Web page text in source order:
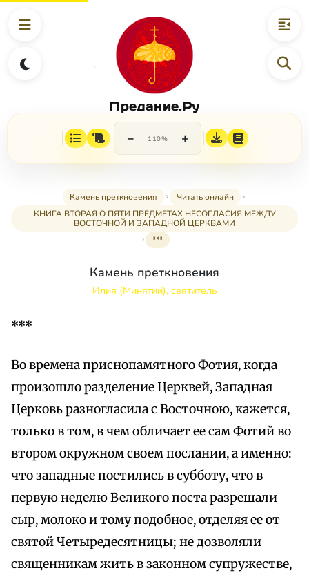
Предание.Ру
− 110% +
Камень преткновения
Читать онлайн
КНИГА ВТОРАЯ О ПЯТИ ПРЕДМЕТАХ НЕСОГЛАСИЯ МЕЖДУ
ВОСТОЧНОЙ И ЗАПАДНОЙ ЦЕРКВАМИ
***
Камень преткновения
Илия (Минятий), святитель
***
Во времена приснопамятного Фотия, когда
произошло разделение Церквей, Западная
Церковь разногласила с Восточною, кажется,
только в том, в чем обличает ее сам Фотий во
втором окружном своем послании, а именно:
что западные постились в субботу, что в
первую неделю Великого поста разрешали
сыр, молоко и тому подобное, отделяя ее от
святой Четыредесятницы; не дозволяли
священникам жить в законном супружестве,